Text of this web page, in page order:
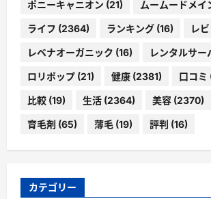
ポニーキャニオン (21) ムームードメイ
ライフ (2364) ランキング (16) レ
レベナオーガニック (16) レンタルサー
ロリポップ (21) 健康 (2381) 口コミ
比較 (19) 生活 (2364) 美容 (2370)
育毛剤 (65) 薄毛 (19) 評判 (16)
カテゴリー